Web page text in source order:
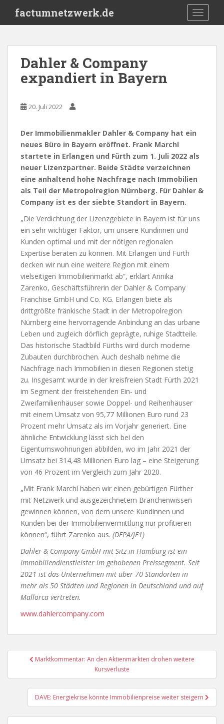
i
factumnetzwerk.de
Dahler & Company
expandiert in Bayern
20. Juli 2022
Der Immobilienmakler Dahler & Company hat ein
neues Büro in Bayern eröffnet. Frank Marchl
startete in Erlangen und Fürth zum 1. Juli 2022 als
neuer Lizenzpartner. Beide Städte verzeichnen
eine anhaltend hohe Nachfrage nach Immobilien
als Teil der Metropolregion Nürnberg. Für Dahler &
Company ist es der siebte Standort in Bayern.
„Die Verdichtung der Lizenzgebiete in Bayern ist für uns
ein sehr wichtiger Faktor, um unsere Kundinnen und
Kunden optimal und mit der nötigen regionalen
Expertise beraten zu können. Mit Erlangen und Fürth
decken wir nun eine weitere Region mit einem
vielseitigen Immobilienmarkt ab“, erklärt Annika
Zarenko, Geschäftsführerin der Dahler & Company
Franchise GmbH und Co. KG. Erlangen biete als
drittgrößte fränkische Stadt in der Metropolregion
Nürnberg eine hervorragende Anbindung an das urbane
Leben und zugleich dörflich geprägte, ruhige Stadtteile.
Das historische Stadtbild Fürths wird durch moderne
Zubauten durchbrochen. Auch deshalb nehme die
Nachfrage nach Immobilien in diesen Regionen stetig
zu. Insgesamt wurde in der kreisfreien Stadt Fürth 2021
im Segment der freistehenden Ein- und
Zweifamilienhäuser sowie Doppel- und Reihenhäuser
mit einem Umsatz von 95,77 Millionen Euro rund 23
Prozent mehr Umsatz als im Vorjahr generiert. Eine
ähnliche Entwicklung lässt sich bei den
Eigentumswohnungen abbilden, wo im Jahr 2021 der
Umsatz bei 314,48 Millionen Euro lag – eine Steigerung
von 46 Prozent im Vergleich zum Jahr 2020.
„Mit Frank Marchl haben wir einen gebürtigen Fürther
mit Netzwerk und ausgezeichnetem Branchenwissen
gewinnen können, von dem unsere Kundinnen und
Kunden bei der Immobilienvermittlung nur profitieren
können“, führt Zarenko aus. (DFPA/JF1)
Dahler & Company GmbH mit Sitz in Hamburg ist ein
Immobiliendienstleister im gehobenen Preissegment. Seit
2021 ist das Unternehmen mit über 70 Standorten in
mehr als 50 Städten und Regionen in Deutschland und auf
Mallorca vertreten.
www.dahlercompany.com
Beitragsnavigation
Marktkommentar: An den Aktienmärkten drohen weitere
Kursverluste
DAVE: Energiekrise könnte Immobilienpreise weiter steigern